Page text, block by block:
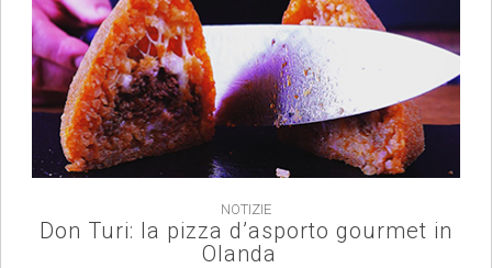
NOTIZIE
Don Turi: la pizza d’asporto gourmet in
Olanda